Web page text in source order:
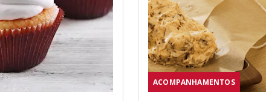
ACOMPANHAMENTOS